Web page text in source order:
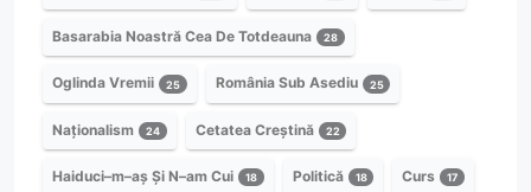
Basarabia Noastră Cea De Totdeauna 28
Oglinda Vremii 25 România Sub Asediu 25
Naționalism 24 Cetatea Creștină 22
Haiduci–m–aș Și N–am Cui 18 Politică 18 Curs 17